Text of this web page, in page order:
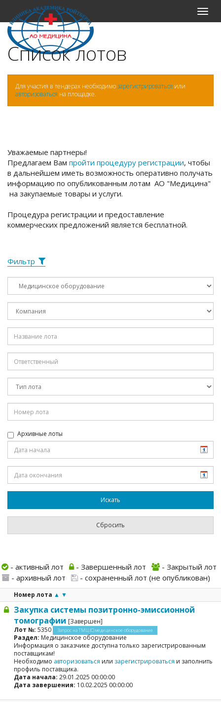
Меню
Список лотов
Для участия в тендерах необходимозарегистрироваться или
авторизоваться на площадке.
Уважаемые партнеры!
Предлагаем Вам пройти процедуру регистрации, чтобы
в дальнейшем иметь возможность оперативно получать
информацию по опубликованным лотам АО "Медицина"
на закупаемые товары и услуги.
Процедура регистрации и предоставление
коммерческих предложений является бесплатной.
Фильтр
Архивные лоты
- активный лот - Завершенный лот
- Закрытый лот
- архивный лот
- сохраненный лот (не опубликован)
Номер лота ▲ ▼
Закупка системы позитронно-эмиссионной
томографии [Завершен]
Лот №: 5350 Запрос на ТМЦ (С) медицинское оборудование
Раздел: Медицинское оборудование
Информация о заказчике доступна только зарегистрированным
поставщикам!
Необходимо авторизоваться или зарегистрироваться и заполнить
профиль поставщика.
Дата начала: 29.01.2025 00:00:00
Дата завершения: 10.02.2025 00:00:00